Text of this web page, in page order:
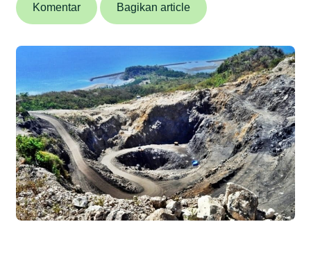
Komentar Bagikan article